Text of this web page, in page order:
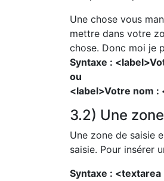
Une chose vous
mettre dans votre
chose. Donc moi je
Syntaxe :
ou
<label>Votre nom
3.2) Une
Une zone de saisie
saisie. Pour insérer
Syntaxe :